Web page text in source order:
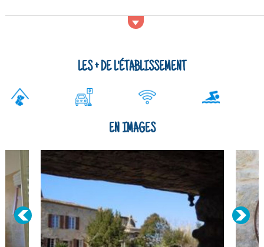
Carcassonne, la piscine de la rési...
LES + DE L'ÉTABLISSEMENT
EN IMAGES